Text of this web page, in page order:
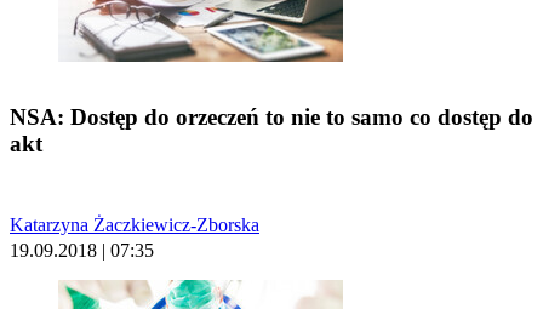
NSA: Dostęp do orzeczeń to nie to samo co dostęp do
akt
Katarzyna Żaczkiewicz-Zborska
19.09.2018 | 07:35